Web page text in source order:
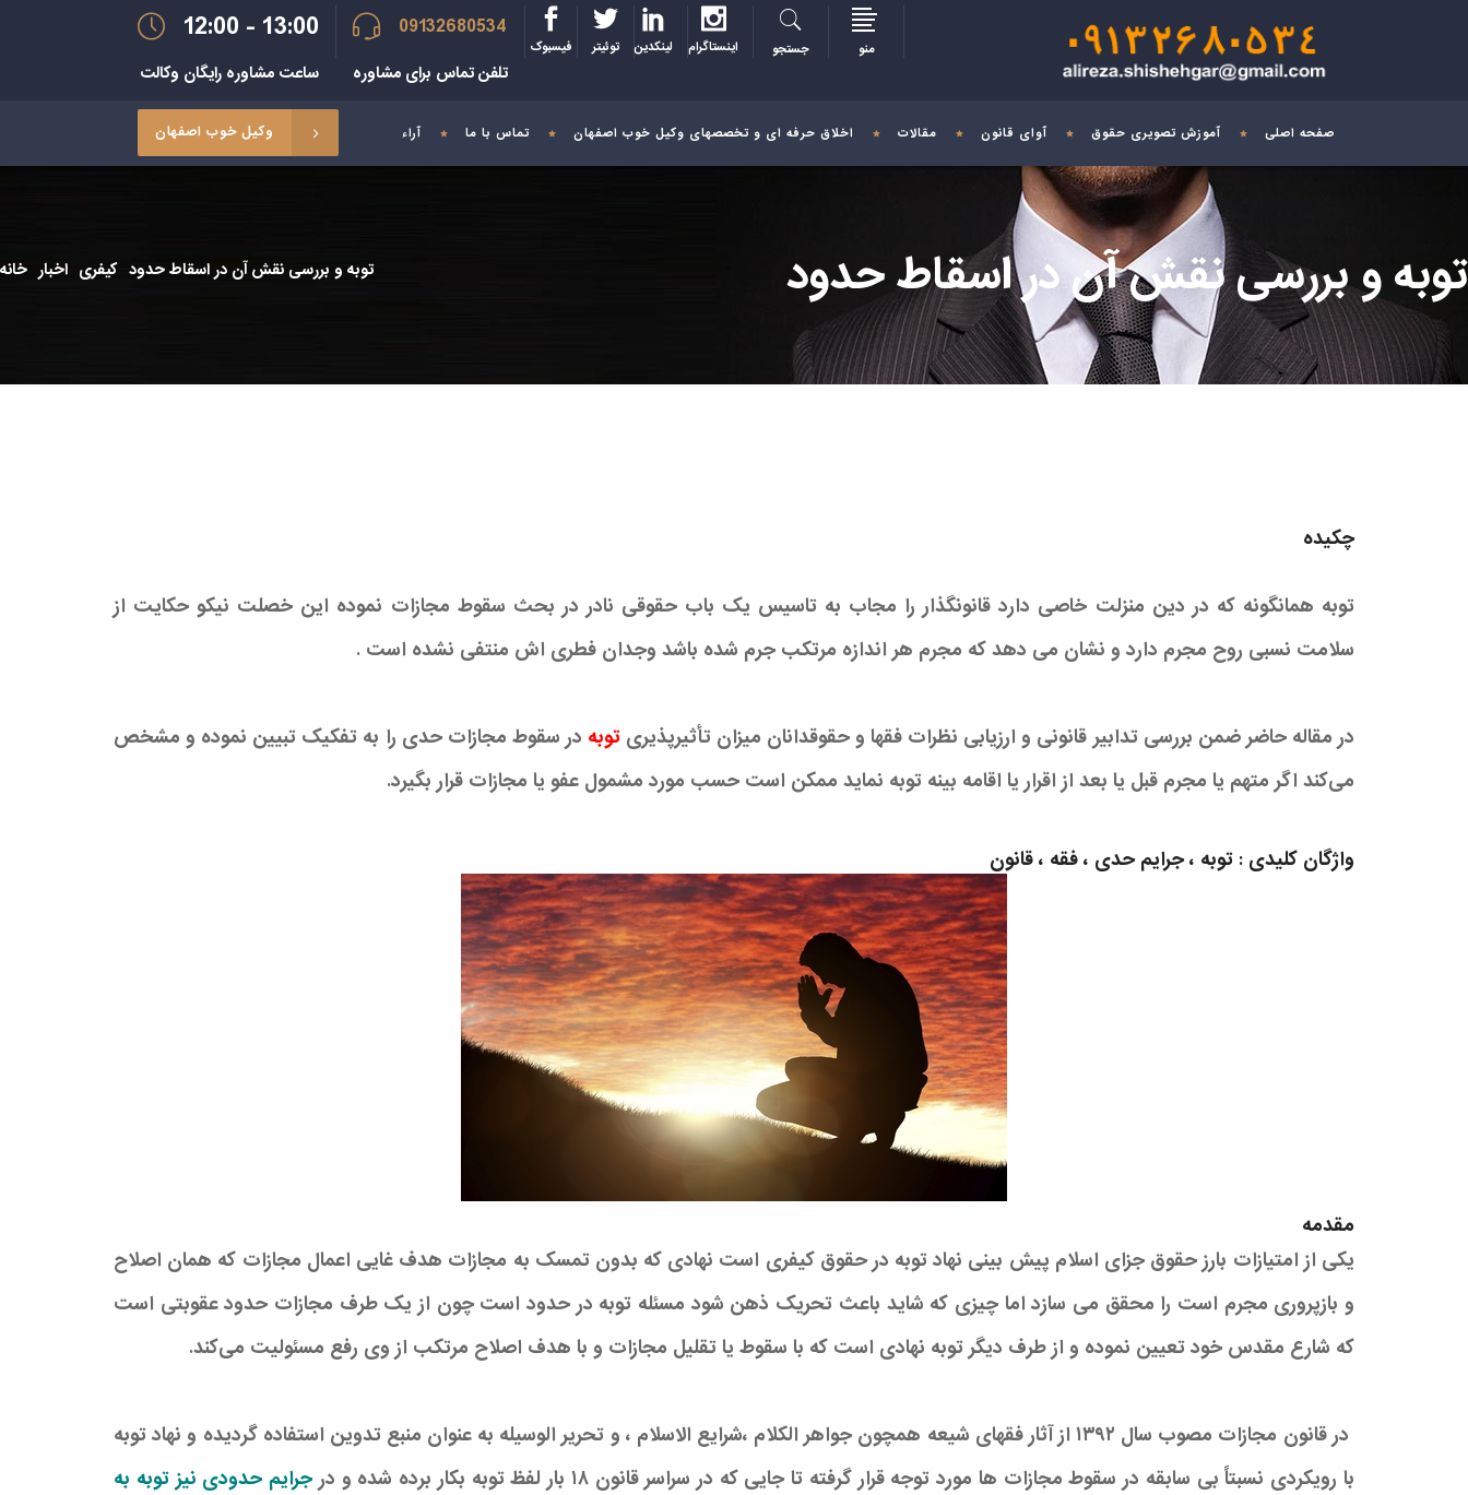
12:00 - 13:00
ساعت مشاوره رایگان وکالت
09132680534
تلفن تماس برای مشاوره
فیسبوک توئیتر لینکدین اینستاگرام جستجو منو
صفحه اصلی آموزش تصویری حقوق آوای قانون مقالات اخلاق حرفه ای و تخصصهای وکیل خوب اصفهان تماس با ما آراء وکیل خوب اصفهان
توبه و بررسی نقش آن در اسقاط حدود خانه اخبار کیفری توبه و بررسی نقش آن در اسقاط حدود
چکیده
توبه همانگونه که در دین منزلت خاصی دارد قانونگذار را مجاب به تاسیس یک باب حقوقی نادر در بحث سقوط مجازات نموده این خصلت نیکو حکایت از
سلامت نسبی روح مجرم دارد و نشان می دهد که مجرم هر اندازه مرتکب جرم شده باشد وجدان فطری اش منتفی نشده است .
در مقاله حاضر ضمن بررسی تدابیر قانونی و ارزیابی نظرات فقها و حقوقدانان میزان تأثیرپذیریتوبه در سقوط مجازات حدی را به تفکیک تبیین نموده و مشخص
می‌کند اگر متهم یا مجرم قبل یا بعد از اقرار یا اقامه بینه توبه نماید ممکن است حسب مورد مشمول عفو یا مجازات قرار بگیرد.
واژگان کلیدی : توبه ، جرایم حدی ، فقه ، قانون
مقدمه
یکی از امتیازات بارز حقوق جزای اسلام پیش بینی نهاد توبه در حقوق کیفری است نهادی که بدون تمسک به مجازات هدف غایی اعمال مجازات که همان اصلاح
و بازپروری مجرم است را محقق می سازد اما چیزی که شاید باعث تحریک ذهن شود مسئله توبه در حدود است چون از یک طرف مجازات حدود عقوبتی است
که شارع مقدس خود تعیین نموده و از طرف دیگر توبه نهادی است که با سقوط یا تقلیل مجازات و با هدف اصلاح مرتکب از وی رفع مسئولیت می‌کند.
در قانون مجازات مصوب سال ۱۳۹۲ از آثار فقهای شیعه همچون جواهر الکلام ،شرایع الاسلام ، و تحریر الوسیله به عنوان منبع تدوین استفاده گردیده و نهاد توبه
با رویکردی نسبتاً بی سابقه در سقوط مجازات ها مورد توجه قرار گرفته تا جایی که در سراسر قانون ۱۸ بار لفظ توبه بکار برده شده و در
جرایم حدودی نیز توبه به